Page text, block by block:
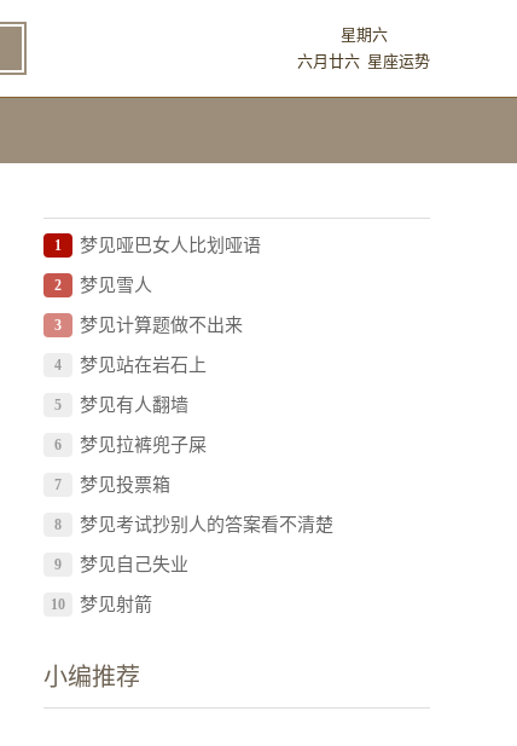
星期六
六月廿六 星座运势
1 梦见哑巴女人比划哑语
2 梦见雪人
3 梦见计算题做不出来
4 梦见站在岩石上
5 梦见有人翻墙
6 梦见拉裤兜子屎
7 梦见投票箱
8 梦见考试抄别人的答案看不清楚
9 梦见自己失业
10 梦见射箭
小编推荐